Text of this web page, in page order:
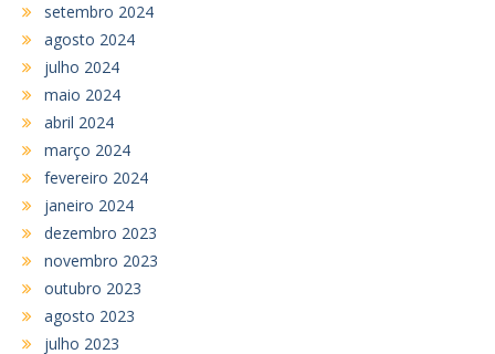
setembro 2024
agosto 2024
julho 2024
maio 2024
abril 2024
março 2024
fevereiro 2024
janeiro 2024
dezembro 2023
novembro 2023
outubro 2023
agosto 2023
julho 2023